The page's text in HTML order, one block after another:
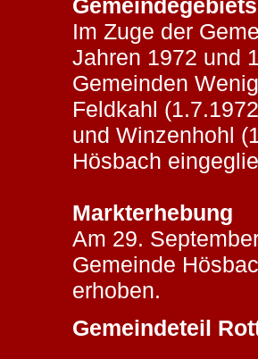
Im Zuge der
Jahren 1972 und
Gemeinden
Feldkahl
und Winzenhohl
Hösbach
Markterhebung
Am 29.
Gemeinde
erhoben.
Gemeindeteil